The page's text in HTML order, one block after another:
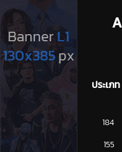
ประเภท
การ์ตูน
184
ดูซีรี่ย์ 2025
155